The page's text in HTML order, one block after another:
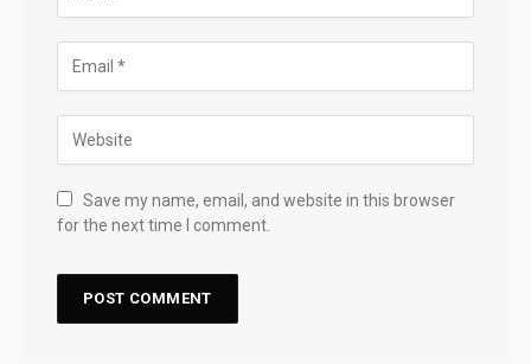
Save my name, email, and website in this browser
for the next time I comment.